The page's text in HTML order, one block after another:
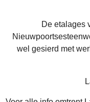
De etalages
wel gesierd met